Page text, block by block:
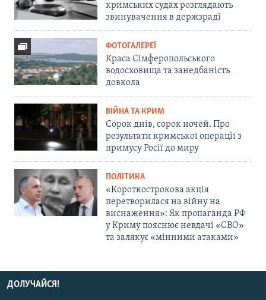
кримських судах розглядають
звинувачення в держзраді
ФОТОГАЛЕРЕЇ
Краса Сімферопольського
водосховища та занедбаність
довкола
ВІЙНА ТА КРИМ
Сорок днів, сорок ночей. Про
результати кримської операції з
примусу Росії до миру
ПОЛІТИКА
«Короткострокова акція
перетворилася на війну на
виснаження»: Як пропаганда РФ
у Криму пояснює невдачі «СВО»
та залякує «мінними атаками»
ДОЛУЧАЙСЯ!